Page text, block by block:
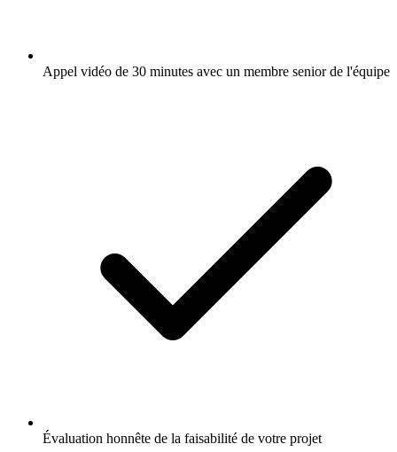
Appel vidéo de 30 minutes avec un membre senior de l'équipe
Évaluation honnête de la faisabilité de votre projet